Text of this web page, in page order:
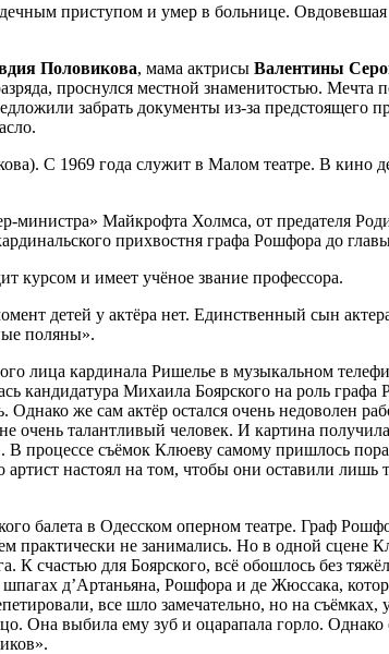
приступом и умер в больнице.
Половикова, мама актрисы Валентины
проснулся местной знаменитостью.
забрать документы из-за предстоящего
С 1969 года служит в Малом театре. В кино
министра» Майкрофта Холмса, от предателя
прихвостня графа Рошфора до
курсом и имеет учёное звание профессора.
детей у актёра нет. Единственный сын
поляны».
лица кардинала Ришелье в музыкальном
кандидатура Михаила Боярского на роль
Однако же сам актёр остался очень недоволен
талантливый человек. И картина
съёмок Клюеву самому пришлось
настоял на том, чтобы они оставили
балета в Одесском оперном театре. Граф
практически не занимались. Но в одной сцене
К счастью для Боярского, всё обошлось без
д’Артаньяна, Рошфора и де Жюссака,
все шло замечательно, но на
Она выбила ему зуб и оцарапала горло.